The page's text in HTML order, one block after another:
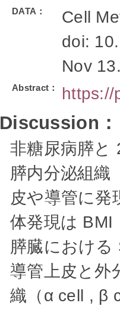
DATA：
Cell
doi:
Nov
Abstract： https://
Discussion：
非糖尿病膵と
膵内分泌組織
皮や導管に発
体発現は BMI
膵臓におけ
導管上皮と外
織（α cell , β